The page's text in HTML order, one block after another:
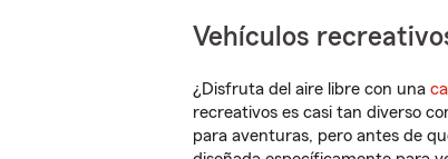
Vehículos
¿Disfruta del aire libre con una
recreativos es casi tan diverso
para aventuras, pero antes de